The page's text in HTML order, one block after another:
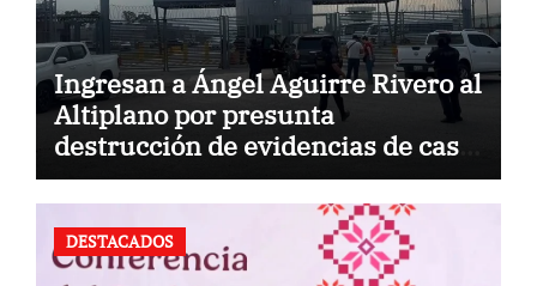
Ingresan a Ángel Aguirre Rivero al
Altiplano por presunta
destrucción de evidencias de caso
Ayotzinapa
DESTACADOS